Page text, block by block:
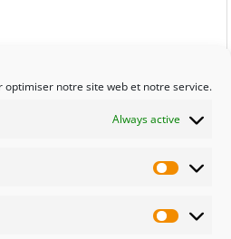
optimiser notre site web et notre service.
Always active